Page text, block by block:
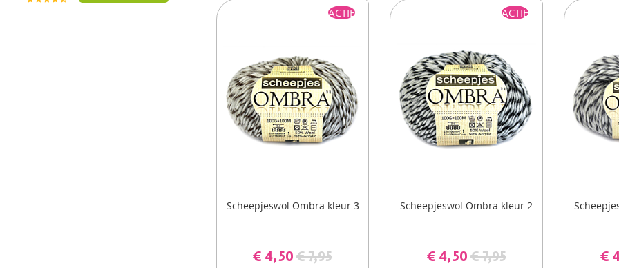
ACTIE
Scheepjeswol Ombra kleur 3
€ 4,50€ 7,95
ACTIE
Scheepjeswol Ombra kleur 2
€ 4,50€ 7,95 €